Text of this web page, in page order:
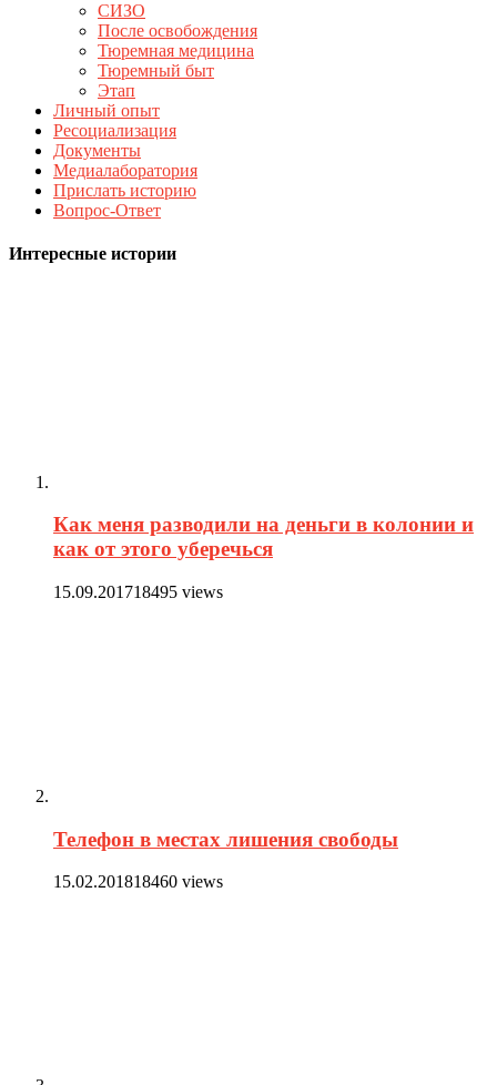
СИЗО
После освобождения
Тюремная медицина
Тюремный быт
Этап
Личный опыт
Ресоциализация
Документы
Медиалаборатория
Прислать историю
Вопрос-Ответ
Интересные истории
Как меня разводили на деньги в колонии и
как от этого уберечься
15.09.201718495 views
Телефон в местах лишения свободы
15.02.201818460 views